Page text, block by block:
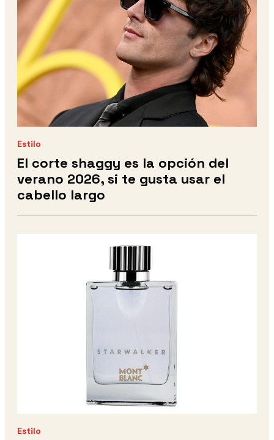
Estilo
El corte shaggy es la opción del
verano 2026, si te gusta usar el
cabello largo
Estilo